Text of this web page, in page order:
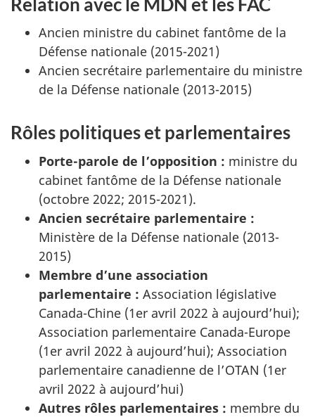
Ancien ministre du cabinet fantôme de la
Défense nationale (2015-2021)
Ancien secrétaire parlementaire du ministre
de la Défense nationale (2013-2015)
Rôles politiques et parlementaires
Porte-parole de l’opposition : ministre du
cabinet fantôme de la Défense nationale
(octobre 2022; 2015-2021).
Ancien secrétaire parlementaire :
Ministère de la Défense nationale (2013-
2015)
Membre d’une association
parlementaire : Association législative
Canada-Chine (1er avril 2022 à aujourd’hui);
Association parlementaire Canada-Europe
(1er avril 2022 à aujourd’hui); Association
parlementaire canadienne de l’OTAN (1er
avril 2022 à aujourd’hui)
Autres rôles parlementaires : membre du